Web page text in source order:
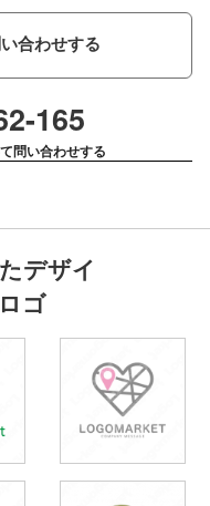
合わせする
165
問い合わせする
デザイ
ゴ